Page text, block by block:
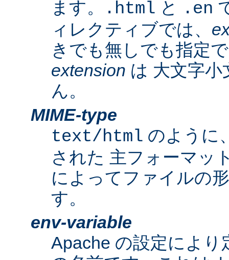
ます。
.html と .en
ィレクティブでは、
きでも無しでも指定
extension は 大文字
ん。
MIME-type
text/html のように
された 主フォーマッ
によってファイルの
す。
env-variable
Apache の設定によ